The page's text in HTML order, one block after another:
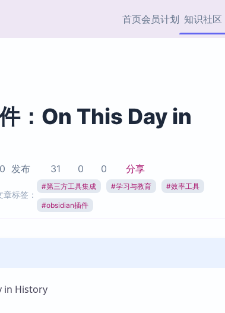
首页会员计划 知识社区
协作者
Zotero 专题
Obsidian 专题
载
Zotero 插件
Zotero 插件资源与加速
：On This Day in
发布 31 0 0 分享
章标签：
#第三方工具集成 #学习与教育 #效率工具
#obsidian插件
in History